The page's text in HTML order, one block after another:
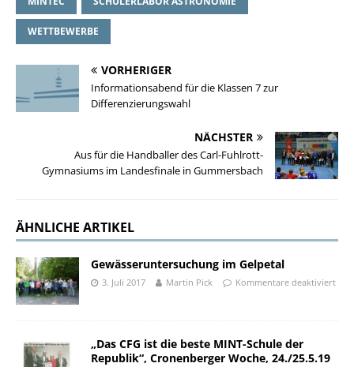
WETTBEWERBE
VORHERIGER
Informationsabend für die Klassen 7 zur
Differenzierungswahl
NÄCHSTER
Aus für die Handballer des Carl-Fuhlrott-
Gymnasiums im Landesfinale in Gummersbach
ÄHNLICHE ARTIKEL
Gewässeruntersuchung im Gelpetal
3. Juli 2017 Martin Pick Kommentare deaktiviert
„Das CFG ist die beste MINT-Schule der
Republik“, Cronenberger Woche, 24./25.5.19